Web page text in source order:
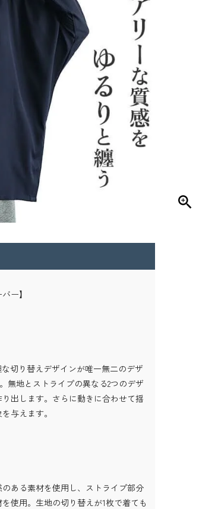
ー】
切り替えデザインが唯一無二のデザ
無地とストライプの異なる2つのデザ
出します。さらに動きに合わせて揺
与えます。
ある素材を使用し、ストライプ部分
使用。生地の切り替えが1枚で着ても